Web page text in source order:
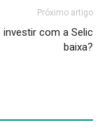
Próximo artigo
investir com a Selic
baixa?